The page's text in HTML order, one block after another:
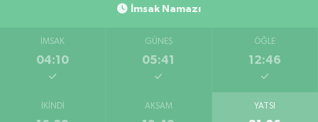
İmsak Namazı
İMSAK
04:10
GÜNEŞ
05:41
ÖĞLE
12:46
İKINDI AKŞAM YATSI